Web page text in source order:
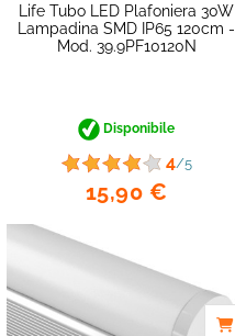
Life Tubo LED Plafoniera 30W
Lampadina SMD IP65 120cm -
Mod. 39.9PF10120N
Disponibile
4/5
15,90 €